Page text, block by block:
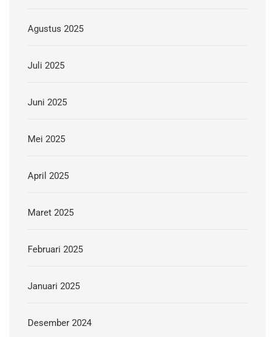
Agustus 2025
Juli 2025
Juni 2025
Mei 2025
April 2025
Maret 2025
Februari 2025
Januari 2025
Desember 2024